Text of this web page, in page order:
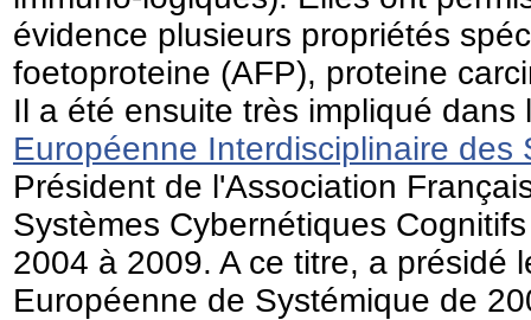
évidence plusieurs propriétés
foetoproteine (AFP), proteine
Il a été ensuite très impliqué dans
Européenne Interdisciplinaire des
Président de l'Association
Systèmes Cybernétiques
2004 à 2009. A ce titre, a présidé
Européenne de Systémique de